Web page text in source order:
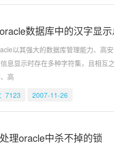
数据库中的汉字显
以其强大的数据库管理能力、高安
息显示时存在多种字符集，且相
高
7123
2007-11-26
理oracle中杀不掉的锁